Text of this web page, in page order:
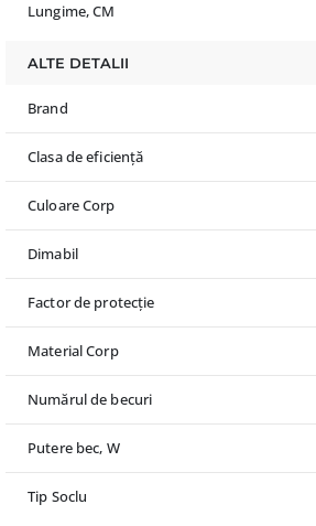
Lungime, CM
ALTE DETALII
Brand
Clasa de eficiență
Culoare Corp
Dimabil
Factor de protecție
Material Corp
Numărul de becuri
Putere bec, W
Tip Soclu